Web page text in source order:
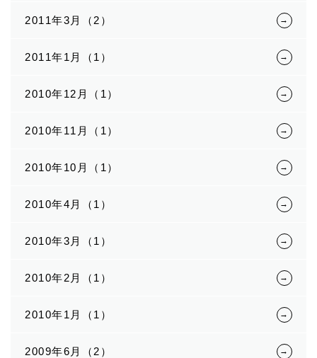
2011年3月（2）
2011年1月（1）
2010年12月（1）
2010年11月（1）
2010年10月（1）
2010年4月（1）
2010年3月（1）
2010年2月（1）
2010年1月（1）
2009年6月（2）